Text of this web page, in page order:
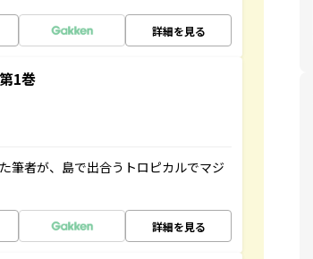
詳細を見る
1巻
筆者が、島で出合うトロピカルでマジ
詳細を見る